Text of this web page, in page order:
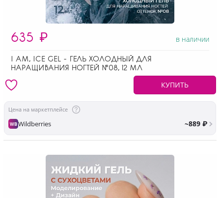
635 ₽ в наличии
I AM, ICE GEL - ГЕЛЬ ХОЛОДНЫЙ ДЛЯ
НАРАЩИВАНИЯ НОГТЕЙ №08, 12 МЛ
КУПИТЬ
Цена на маркетплейсе
WBWildberries ~889 ₽